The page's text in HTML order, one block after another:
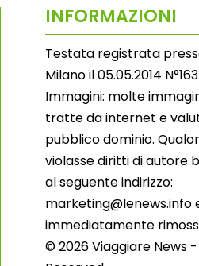
INFORMAZIONI
Testata registrata
Milano il 05.05.2014
Immagini: molte
tratte da internet e
pubblico dominio.
violasse diritti di autore
al seguente indirizzo:
marketing@lenews.info
immediatamente
© 2026 Viaggiare News